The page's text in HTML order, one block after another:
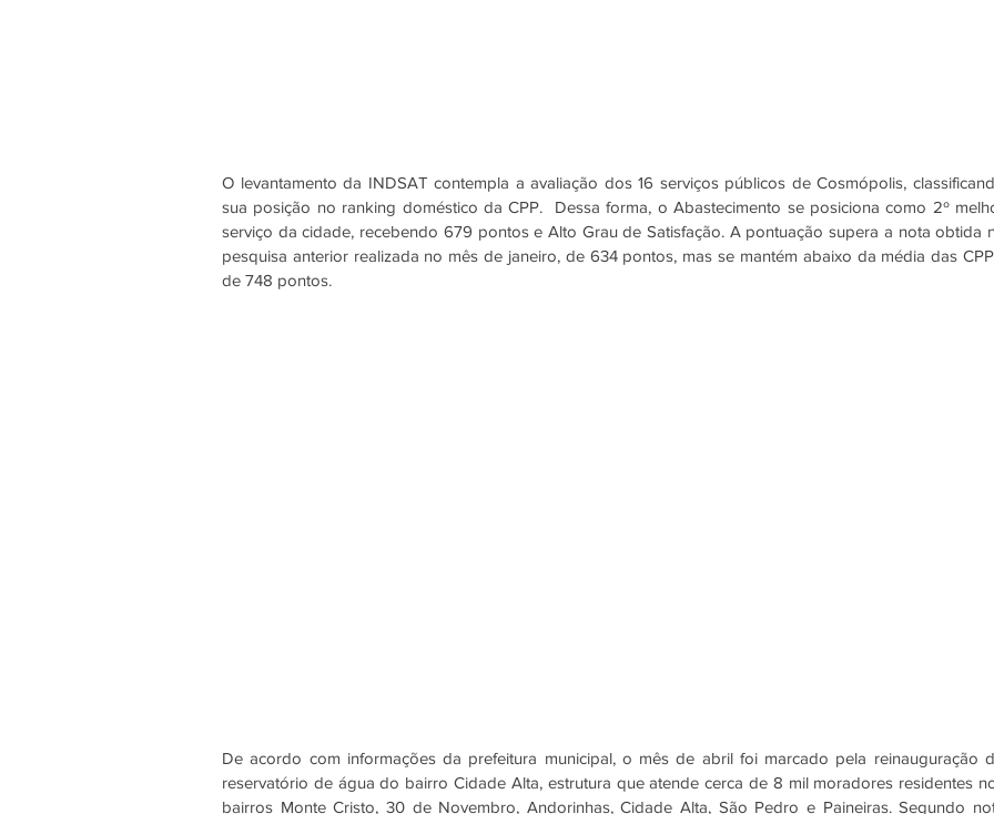
O levantamento da INDSAT contempla a avaliação dos 16 serviços públicos de Cosmópolis,
sua posição no ranking doméstico da CPP.  Dessa forma, o Abastecimento se posiciona como 2º
serviço da cidade, recebendo 679 pontos e Alto Grau de Satisfação. A pontuação supera a nota obtida
pesquisa anterior realizada no mês de janeiro, de 634 pontos, mas se mantém abaixo da média das
de 748 pontos.
De acordo com informações da prefeitura municipal, o mês de abril foi marcado pela reinauguração
reservatório de água do bairro Cidade Alta, estrutura que atende cerca de 8 mil moradores residentes
bairros Monte Cristo, 30 de Novembro, Andorinhas, Cidade Alta, São Pedro e Paineiras. Segundo